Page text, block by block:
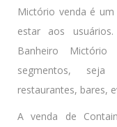
Mictório venda é
estar aos
Banheiro
segmentos, seja
restaurantes, bares,
A venda de